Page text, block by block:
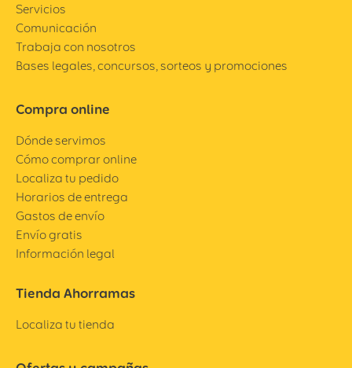
Servicios
Comunicación
Trabaja con nosotros
Bases legales, concursos, sorteos y promociones
Compra online
Dónde servimos
Cómo comprar online
Localiza tu pedido
Horarios de entrega
Gastos de envío
Envío gratis
Información legal
Tienda Ahorramas
Localiza tu tienda